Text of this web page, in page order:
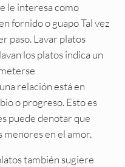
le interesa como
fornido o guapo Tal vez
paso. Lavar platos
los platos indica un
relación está en
o progreso. Esto es
puede denotar que
en el amor.
también sugiere